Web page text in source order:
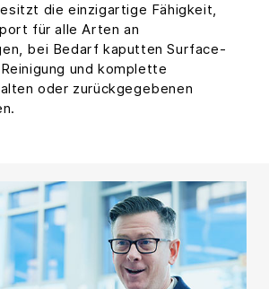
die einzigartige Fähigkeit,
für alle Arten an
bei Bedarf kaputten Surface-
und komplette
oder zurückgegebenen